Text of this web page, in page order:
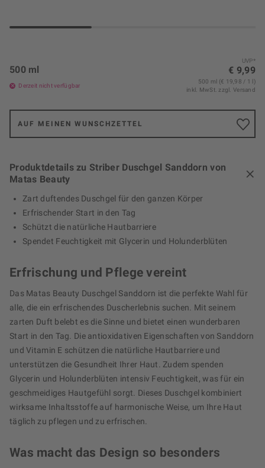
UVP*
€ 9,99
500 ml
Derzeit nicht verfügbar
500 ml (€ 19,98 / 1 l)
inkl. MwSt.zzgl. Versand
AUF MEINEN WUNSCHZETTEL
Produktdetails zu Striber Duschgel Sanddorn von
Matas Beauty
Zart duftendes Duschgel für den ganzen Körper
Erfrischender Start in den Tag
Schützt die natürliche Hautbarriere
Spendet Feuchtigkeit mit Glycerin und Holunderblüten
Erfrischung und Pflege vereint
Das Matas Beauty Duschgel Sanddorn ist die perfekte Wahl für
alle, die ein erfrischendes Duscherlebnis suchen. Mit seinem
zarten Duft belebt es die Sinne und bietet einen wunderbaren
Start in den Tag. Die antioxidativen Eigenschaften von Sanddorn
und Vitamin E schützen die natürliche Hautbarriere und
unterstützen die Gesundheit Ihrer Haut. Zudem spenden
Glycerin und Holunderblüten intensiv Feuchtigkeit, was für ein
geschmeidiges Hautgefühl sorgt. Dieses Duschgel kombiniert
wirksame Inhaltsstoffe auf harmonische Weise, um Ihre Haut
täglich zu pflegen und zu erfrischen.
Was macht das Design so besonders